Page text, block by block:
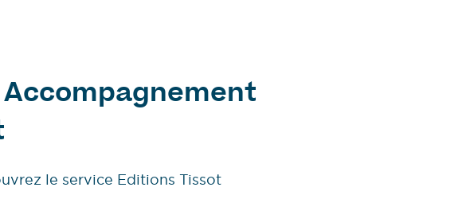
Accompagnement
le service Editions Tissot